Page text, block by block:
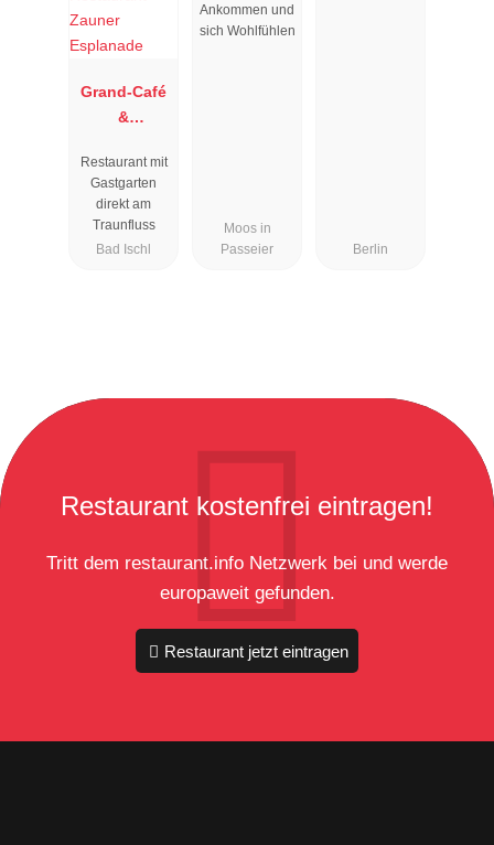
Grand-Café
&
Zauner
Esplanade
Restaurant mit
Gastgarten
direkt am
Traunfluss
Bad Ischl
Ankommen und
sich Wohlfühlen
Moos in
Passeier
Berlin
Restaurant kostenfrei eintragen!
Tritt dem restaurant.info Netzwerk bei und werde
europaweit gefunden.
Restaurant jetzt eintragen